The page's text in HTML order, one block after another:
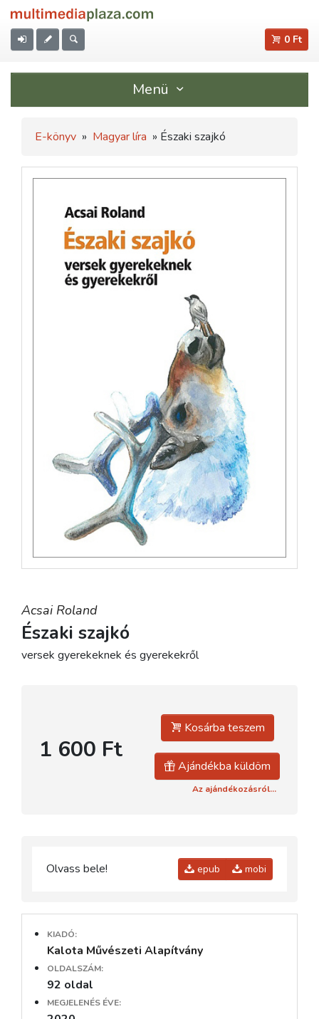
0 Ft
Menü
E-könyv » Magyar líra » Északi szajkó
Acsai Roland
Északi szajkó
versek gyerekeknek és gyerekekről
1 600 Ft
Kosárba teszem
Ajándékba küldöm
Az ajándékozásról...
Olvass bele! epub mobi
KIADÓ:
Kalota Művészeti Alapítvány
OLDALSZÁM:
92 oldal
MEGJELENÉS ÉVE: